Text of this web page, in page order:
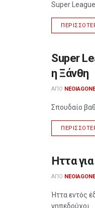
Super League
ΔΙΆΦΟΡΑ
Super
η Ξάνθη
ΑΠΌ
Σπουδαίο
Ήττα
ΑΠΌ
Ήττα εντός
γηπεδούχοι ...